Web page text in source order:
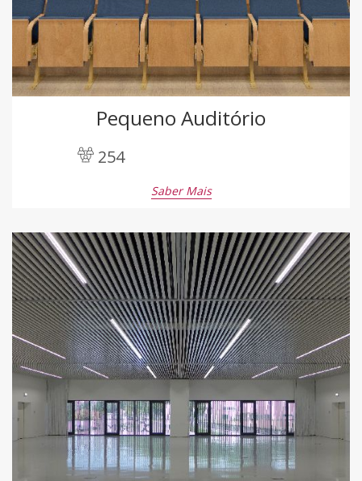
Pequeno Auditório
254
Saber Mais